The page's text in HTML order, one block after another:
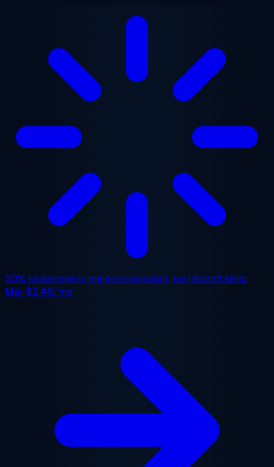
50% kedvezmény minden csomagra, korlátozott ideig.
Már $2.48/mo